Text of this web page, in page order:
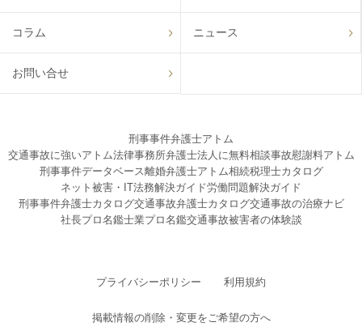
コラム ニュース
お問い合せ
刑事事件弁護士アトム
交通事故に強いアトム法律事務所弁護士法人に無料相談事故慰謝料アトム
刑事事件データベース離婚弁護士アトム相続税理士カタログ
ネット被害・IT法務解決ガイド労働問題解決ガイド
刑事事件弁護士カタログ交通事故弁護士カタログ交通事故の治療ナビ
社長プロ名鑑士業プロ名鑑交通事故被害者の体験談
プライバシーポリシー 利用規約
掲載情報の削除・変更をご希望の方へ